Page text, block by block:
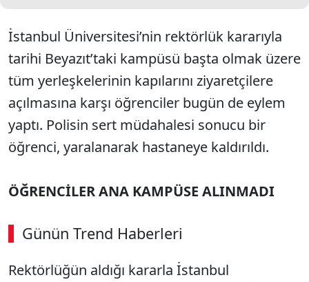
İstanbul Üniversitesi’nin rektörlük kararıyla
tarihi Beyazıt’taki kampüsü başta olmak üzere
tüm yerleşkelerinin kapılarını ziyaretçilere
açılmasına karşı öğrenciler bugün de eylem
yaptı. Polisin sert müdahalesi sonucu bir
öğrenci, yaralanarak hastaneye kaldırıldı.
ÖĞRENCİLER ANA KAMPÜSE ALINMADI
Günün Trend Haberleri
Rektörlüğün aldığı kararla İstanbul